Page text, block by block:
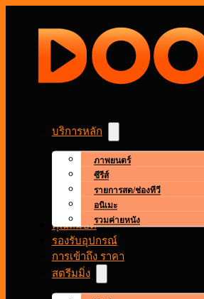
บริการหลัก
ภาพยนตร์
ซีรีส์
รายการสด/ช่องทีวี
อนิเมะ
รวมค่ายหนัง
คุณสมบัติ
รองรับอุปกรณ์
การเข้าถึง ราคา
สตรีมมิ่ง